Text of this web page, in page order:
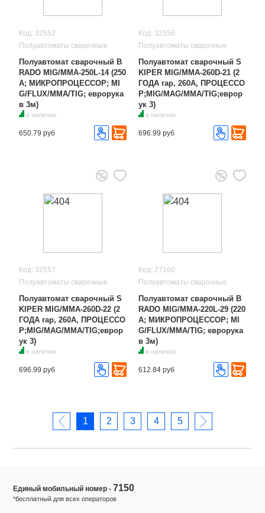
Код: 32552
Полуавтоматы сварочные
Полуавтомат сварочный B
RADO MIG/MMA-250L-14 (250
А; МИКРОПРОЦЕССОР; MI
G/FLUX/MMA/TIG; еврорука
в 3м)
в наличии
650.79 руб
Код: 32556
Полуавтоматы сварочные
Полуавтомат сварочный S
KIPER MIG/MMA-260D-21 (2
ГОДА гар, 260А, ПРОЦЕССО
Р;MIG/MAG/MMA/TIG;еврор
ук 3)
в наличии
696.99 руб
Код: 32557
Полуавтоматы сварочные
Полуавтомат сварочный S
KIPER MIG/MMA-260D-22 (2
ГОДА гар, 260А, ПРОЦЕССО
Р;MIG/MAG/MMA/TIG;еврор
ук 3)
в наличии
696.99 руб
Код: 27160
Полуавтоматы сварочные
Полуавтомат сварочный B
RADO MIG/MMA-220L-29 (220
А; МИКРОПРОЦЕССОР; MI
G/FLUX/MMA/TIG; еврорука
в 3м)
в наличии
612.84 руб
1 2 3 4 5
Единый мобильный номер - 7150
*бесплатный для всех операторов